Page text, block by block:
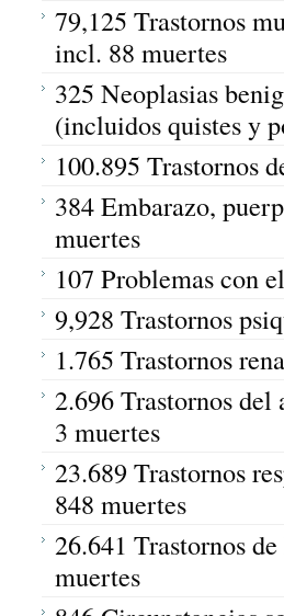
79,125 Trastornos
incl. 88 muertes
325 Neoplasias
(incluidos quistes y
100.895 Trastornos
384 Embarazo,
muertes
107 Problemas con
9,928 Trastornos
1.765 Trastornos
2.696 Trastornos
3 muertes
23.689 Trastornos
848 muertes
26.641 Trastornos
muertes